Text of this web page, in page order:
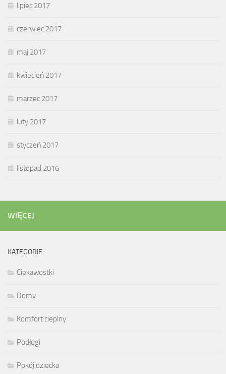
lipiec 2017
czerwiec 2017
maj 2017
kwiecień 2017
marzec 2017
luty 2017
styczeń 2017
listopad 2016
WIĘCEJ
KATEGORIE
Ciekawostki
Domy
Komfort cieplny
Podłogi
Pokój dziecka